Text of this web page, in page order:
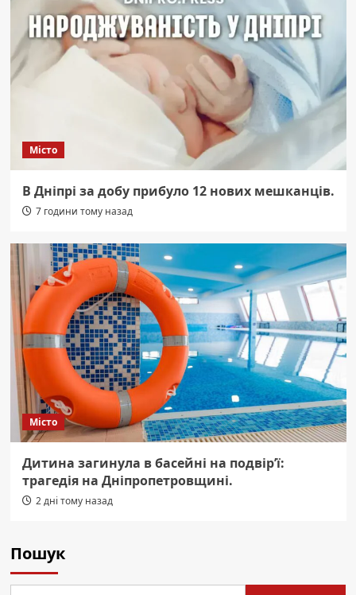
Місто
В Дніпрі за добу прибуло 12 нових мешканців.
7 години тому назад
Місто
Дитина загинула в басейні на подвір’ї:
трагедія на Дніпропетровщині.
2 дні тому назад
Пошук